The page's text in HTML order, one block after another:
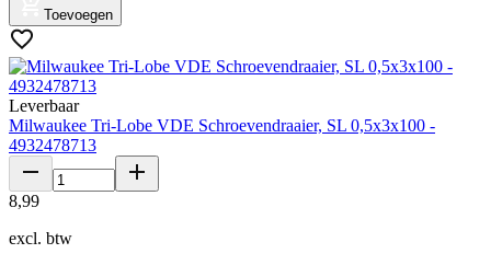
Toevoegen
Leverbaar
Milwaukee Tri-Lobe VDE Schroevendraaier, SL 0,5x3x100 -
4932478713
8,99
excl. btw